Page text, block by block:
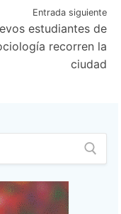
Entrada siguiente
estudiantes de
recorren la
ciudad